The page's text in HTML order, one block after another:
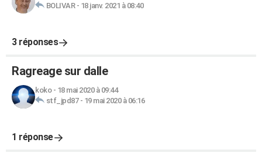
BOLIVAR- 18 janv. 2021 à 08:40
3 réponses
Ragreage sur dalle
koko- 18 mai 2020 à 09:44
stf_jpd87- 19 mai 2020 à 06:16
1 réponse